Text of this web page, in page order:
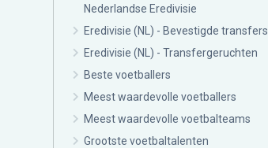
Nederlandse Eredivisie
Eredivisie (NL) - Bevestigde transfers
Eredivisie (NL) - Transfergeruchten
Beste voetballers
Meest waardevolle voetballers
Meest waardevolle voetbalteams
Grootste voetbaltalenten